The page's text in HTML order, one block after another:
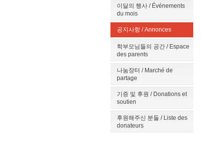
이달의 행사 / Événements
du mois
공지사항 / Annonces
학부모님들의 공간 / Espace
des parents
나눔장터 / Marché de
partage
기증 및 후원 / Donations et
soutien
후원해주신 분들 / Liste des
donateurs